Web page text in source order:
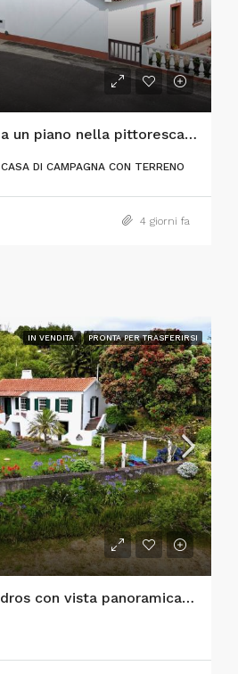
Incantevole casa a un piano nella pittoresca località di Flamengos, a Horta
CASA DI CAMPAGNA CON TERRENO
4 giorni fa
IN VENDITA PRONTA PER TRASFERIRSI
Il tuo rifugio a Cedros con vista panoramica sull’Atlantico e sulle isole di São Jorge e Graciosa!